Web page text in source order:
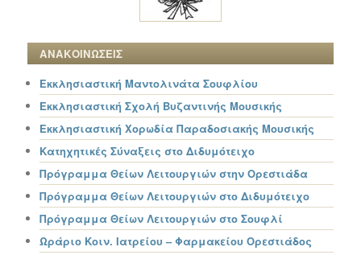
ΑΝΑΚΟΙΝΩΣΕΙΣ
Εκκλησιαστική Μαντολινάτα Σουφλίου
Εκκλησιαστική Σχολή Βυζαντινής Μουσικής
Εκκλησιαστική Χορωδία Παραδοσιακής Μουσικής
Κατηχητικές Σύναξεις στο Διδυμότειχο
Πρόγραμμα Θείων Λειτουργιών στην Ορεστιάδα
Πρόγραμμα Θείων Λειτουργιών στο Διδυμότειχο
Πρόγραμμα Θείων Λειτουργιών στο Σουφλί
Ωράριο Κοιν. Ιατρείου – Φαρμακείου Ορεστιάδος